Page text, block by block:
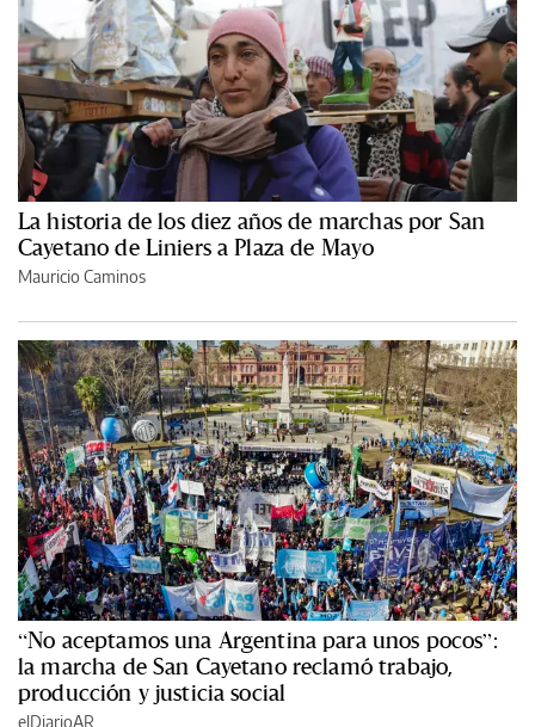
La historia de los diez años de marchas por San
Cayetano de Liniers a Plaza de Mayo
Mauricio Caminos
“No aceptamos una Argentina para unos pocos”:
la marcha de San Cayetano reclamó trabajo,
producción y justicia social
elDiarioAR